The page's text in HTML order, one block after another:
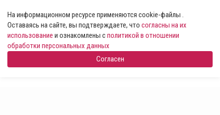
На информационном ресурсе применяются cookie-файлы .
Оставаясь на сайте, вы подтверждаете, что согласны на их
использование и ознакомлены сполитикой в отношении
обработки персональных данных
Согласен